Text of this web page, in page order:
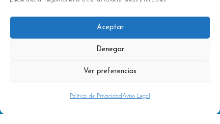
Aceptar
Denegar
Ver preferencias
Política de PrivacidadAviso Legal
Legal & Cookies